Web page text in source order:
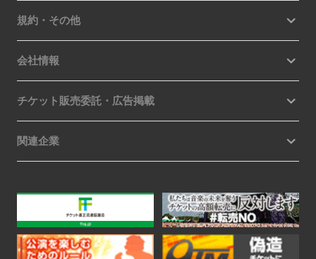
規約・その他
会社情報
チケット販売委託・広告掲載
関連企業